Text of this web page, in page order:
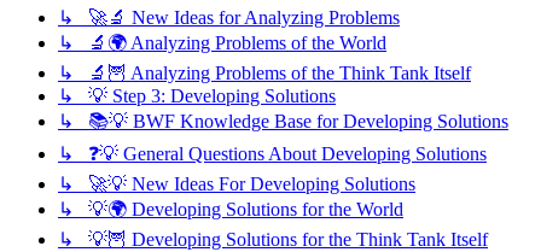
↳ 🚀🔬 New Ideas for Analyzing Problems
↳ 🔬🌍 Analyzing Problems of the World
↳ 🔬🦉 Analyzing Problems of the Think Tank Itself
↳ 💡 Step 3: Developing Solutions
↳ 📚💡 BWF Knowledge Base for Developing Solutions
↳ ❓💡 General Questions About Developing Solutions
↳ 🚀💡 New Ideas For Developing Solutions
↳ 💡🌍 Developing Solutions for the World
↳ 💡🦉 Developing Solutions for the Think Tank Itself